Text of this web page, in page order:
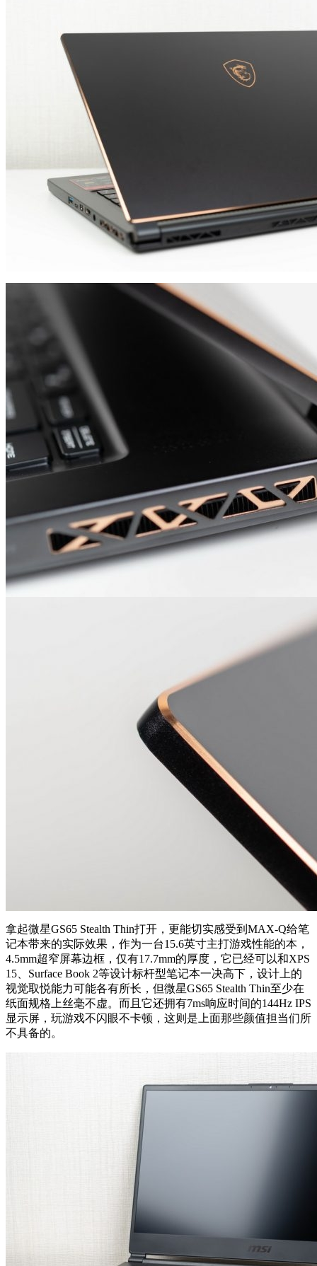
拿起微星GS65 Stealth Thin打开，更能切实感受到MAX-Q给笔
记本带来的实际效果，作为一台15.6英寸主打游戏性能的本，
4.5mm超窄屏幕边框，仅有17.7mm的厚度，它已经可以和XPS
15、Surface Book 2等设计标杆型笔记本一决高下，设计上的
视觉取悦能力可能各有所长，但微星GS65 Stealth Thin至少在
纸面规格上丝毫不虚。而且它还拥有7ms响应时间的144Hz IPS
显示屏，玩游戏不闪眼不卡顿，这则是上面那些颜值担当们所
不具备的。